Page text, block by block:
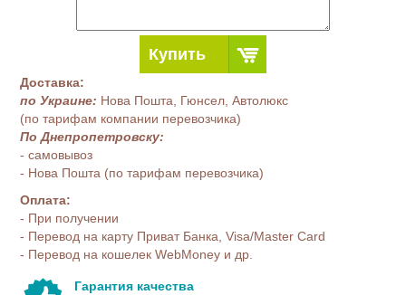
Купить
Доставка:
по Украине: Нова Пошта, Гюнсел, Автолюкс
(по тарифам компании перевозчика)
По Днепропетровску:
- самовывоз
- Нова Пошта (по тарифам перевозчика)
Оплата:
- При получении
- Перевод на карту Приват Банка, Visa/Master Card
- Перевод на кошелек WebMoney и др.
Гарантия качества